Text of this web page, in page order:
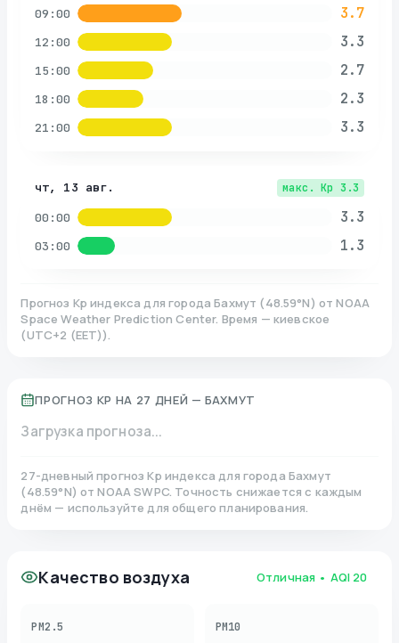
09:00 3.7
12:00 3.3
15:00 2.7
18:00 2.3
21:00 3.3
чт, 13 авг. макс. Kp 3.3
00:00 3.3
03:00 1.3
Прогноз Kp индекса для города Бахмут (48.59°N) от NOAA
Space Weather Prediction Center. Время — киевское
(UTC+2 (EET)).
ПРОГНОЗ KP НА 27 ДНЕЙ — БАХМУТ
Загрузка прогноза...
27-дневный прогноз Kp индекса для города Бахмут
(48.59°N)от NOAA SWPC. Точность снижается с каждым
днём — используйте для общего планирования.
Качество воздуха Отличная • AQI 20
PM2.5 PM10